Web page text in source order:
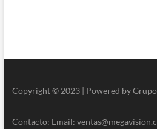
Copyright © 2023 | Powered by
Contacto: Email: